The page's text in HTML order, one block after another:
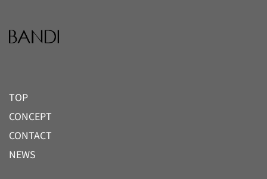
TOP
CONCEPT
CONTACT
NEWS